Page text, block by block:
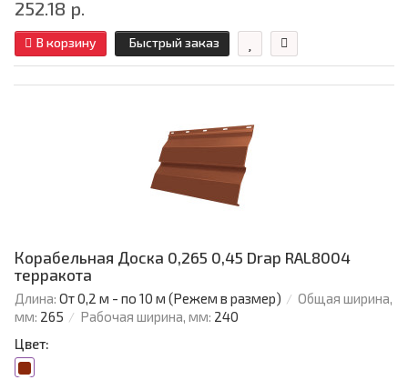
252.18 р.
В корзину Быстрый заказ
Корабельная Доска 0,265 0,45 Drap RAL8004
терракота
Длина: От 0,2 м - по 10 м (Режем в размер)
Общая ширина,
мм: 265 Рабочая ширина, мм: 240
Цвет: